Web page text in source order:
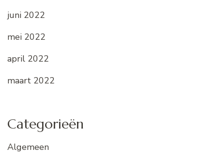
juni 2022
mei 2022
april 2022
maart 2022
Categorieën
Algemeen